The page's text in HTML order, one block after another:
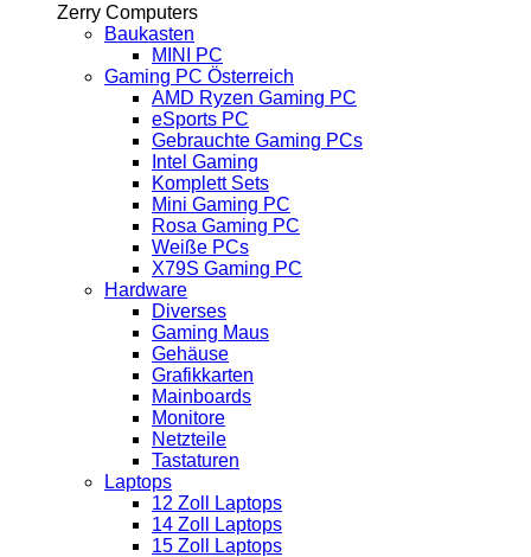
Zerry Computers
Baukasten
MINI PC
Gaming PC Österreich
AMD Ryzen Gaming PC
eSports PC
Gebrauchte Gaming PCs
Intel Gaming
Komplett Sets
Mini Gaming PC
Rosa Gaming PC
Weiße PCs
X79S Gaming PC
Hardware
Diverses
Gaming Maus
Gehäuse
Grafikkarten
Mainboards
Monitore
Netzteile
Tastaturen
Laptops
12 Zoll Laptops
14 Zoll Laptops
15 Zoll Laptops